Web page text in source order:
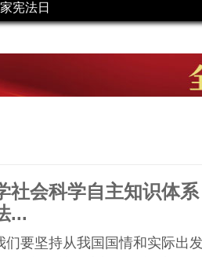
宪法日
社会科学自主知识体
...
们要坚持从我国国情和实际出